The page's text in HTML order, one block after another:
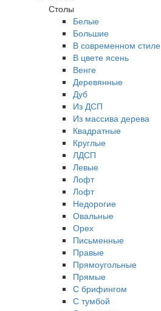
Столы
Белые
Большие
В современном стиле
В цвете ясень
Венге
Деревянные
Дуб
Из ДСП
Из массива дерева
Квадратные
Круглые
ЛДСП
Левые
Лофт
Лофт
Недорогие
Овальные
Орех
Письменные
Правые
Прямоугольные
Прямые
С брифингом
С тумбой